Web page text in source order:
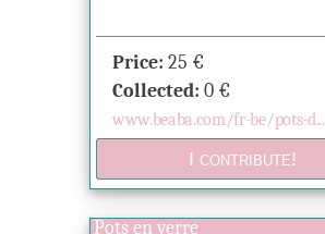
Price: 25 €
Collected: 0 €
www.beaba.com/fr-be/pots-d...
Pots en verre